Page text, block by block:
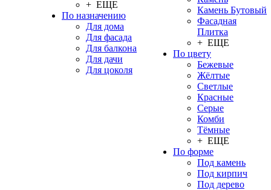
+ ЕЩЕ
По назначению
Для дома
Для фасада
Для балкона
Для дачи
Для цоколя
Камень Бутовый
Фасадная
Плитка
+ ЕЩЕ
По цвету
Бежевые
Жёлтые
Светлые
Красные
Серые
Комби
Тёмные
+ ЕЩЕ
По форме
Под камень
Под кирпич
Под дерево